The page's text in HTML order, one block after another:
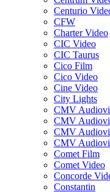
Centurio
CFW
Charter Video
CIC Video
CIC Taurus
Cico Film
Cico Video
Cine Video
City Lights
CMV
CMV
CMV
CMV
Comet Film
Comet Video
Concorde
Constantin